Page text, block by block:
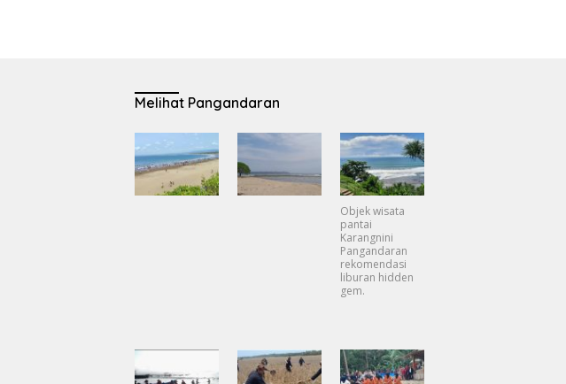
Melihat Pangandaran
Objek wisata
pantai
Karangnini
Pangandaran
rekomendasi
liburan hidden
gem.